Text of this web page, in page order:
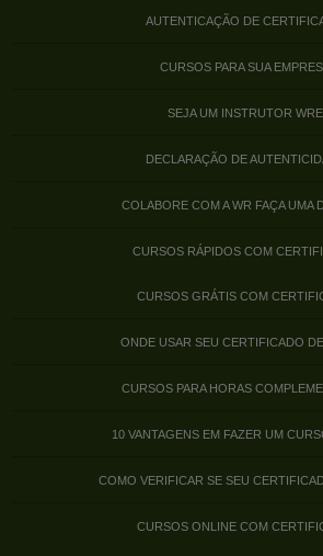
AUTENTICAÇÃO DE
CURSOS PARA SUA
SEJA UM INSTRUTOR WRE
DECLARAÇÃO DE
COLABORE COM A WR FAÇA UMA
CURSOS RÁPIDOS COM
CURSOS GRÁTIS COM
ONDE USAR SEU CERTIFICADO
CURSOS PARA HORAS
10 VANTAGENS EM FAZER UM
COMO VERIFICAR SE SEU
CURSOS ONLINE COM